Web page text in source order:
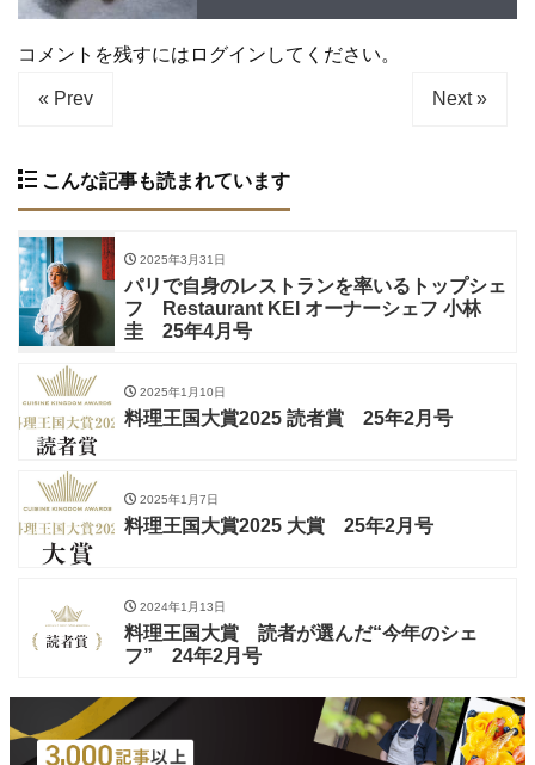
コメントを残すにはログインしてください。
« Prev Next »
こんな記事も読まれています
2025年3月31日
パリで自身のレストランを率いるトップシェ
フ Restaurant KEI オーナーシェフ 小林
圭 25年4月号
2025年1月10日
料理王国大賞2025 読者賞 25年2月号
2025年1月7日
料理王国大賞2025 大賞 25年2月号
2024年1月13日
料理王国大賞 読者が選んだ“今年のシェ
フ” 24年2月号